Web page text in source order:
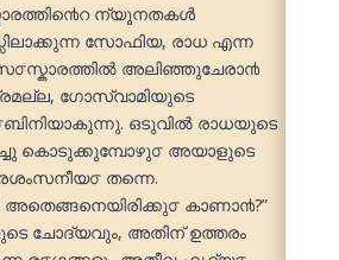
ന്യൂനതകൾ
സോഫിയ, രാധ എന്ന
സ൦സ്കാരത്തിൽ അലിഞ്ഞുചേരാ൯
ഗോസ്വാമിയുടെ
ഒടുവിൽ രാധയുടെ
കൊടുക്കുമ്പോഴു൦ അയാളുടെ
തന്നെ.
അതെങ്ങനെയിരിക്കു൦ കാണാ൯?”
ചോദ്യവും, അതിന് ഉത്തരം